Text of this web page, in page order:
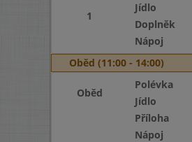
1
Jídlo
Doplněk
Nápoj
Oběd (11:00 - 14:00)
Oběd
Polévka
Jídlo
Příloha
Nápoj